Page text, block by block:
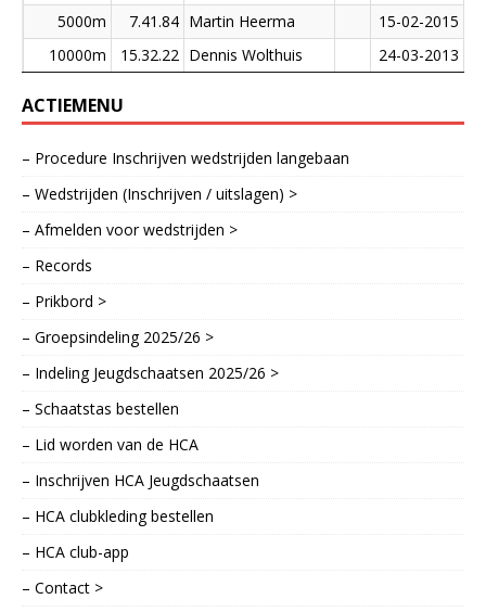
5000m
7.41.84 Martin Heerma
15-02-2015
10000m
15.32.22 Dennis Wolthuis 24-03-2013
ACTIEMENU
– Procedure Inschrijven wedstrijden langebaan
– Wedstrijden (Inschrijven / uitslagen) >
– Afmelden voor wedstrijden >
– Records
– Prikbord >
– Groepsindeling 2025/26 >
– Indeling Jeugdschaatsen 2025/26 >
– Schaatstas bestellen
– Lid worden van de HCA
– Inschrijven HCA Jeugdschaatsen
– HCA clubkleding bestellen
– HCA club-app
– Contact >